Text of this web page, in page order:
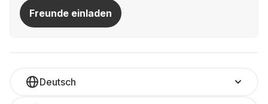
Freunde einladen
Deutsch